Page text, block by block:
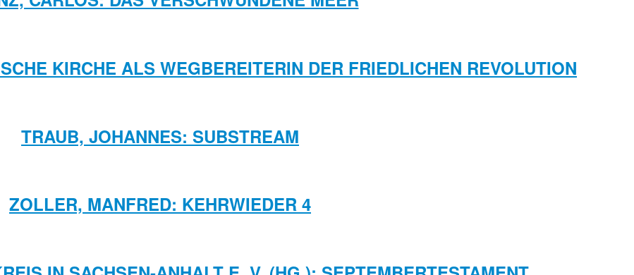
KIRCHE ALS WEGBEREITERIN DER FRIEDLICHEN REVOLUTION
TRAUB, JOHANNES: SUBSTREAM
ZOLLER, MANFRED: KEHRWIEDER 4